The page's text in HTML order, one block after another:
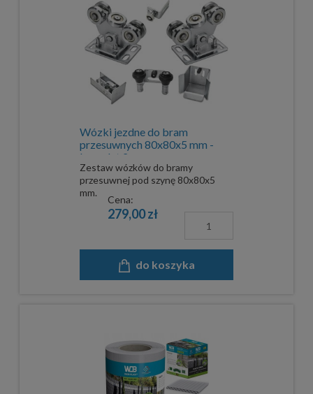
Wózki jezdne do bram
przesuwnych 80x80x5 mm -
komplet 2
Zestaw wózków do bramy
przesuwnej pod szynę 80x80x5
mm.
Cena:
279,00 zł
do koszyka